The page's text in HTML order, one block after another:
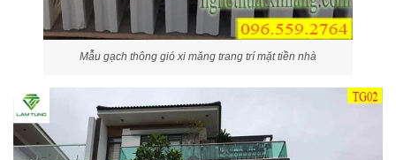
Mẫu gạch thông gió xi măng trang trí mặt tiền nhà